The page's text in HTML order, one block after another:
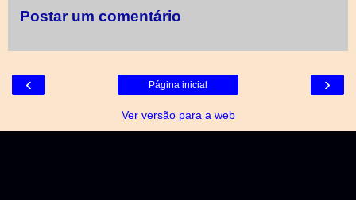
Postar um comentário
‹ ›
Página inicial
Ver versão para a web